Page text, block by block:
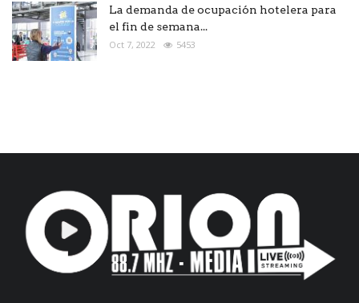
La demanda de ocupación hotelera para
el fin de semana...
Oct 7, 2022 5453